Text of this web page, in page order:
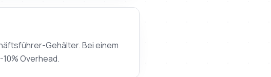
Gehälter. Bei einem
Overhead.